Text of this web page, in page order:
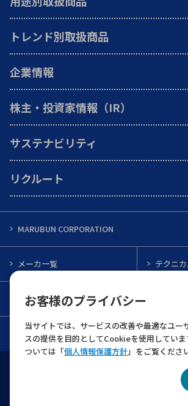
お客様のプライバシー
当サイトでは、サービスの改善や最適なユー
スの提供を目的としてCookieを使用してい
ついては「個人情報保護方針」をご覧くださ
トレンド別取扱商品
企業情報
株主・投資家情報（IR）
サステナビリティ
リクルート
MARUBUN CORPORATION
メーカ一覧 テクニ
インフォメーション
お問い合わせ
個人情報
© 2022 MARUBUN CORPORATION All